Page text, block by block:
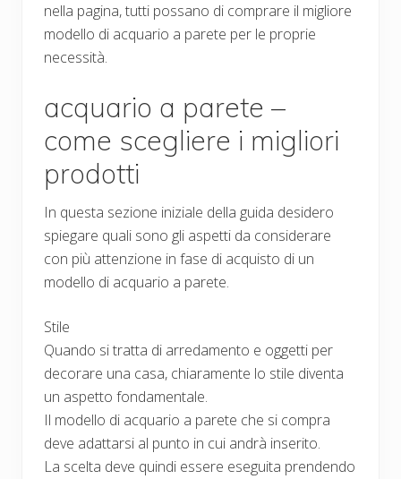
nella pagina, tutti possano di comprare il migliore
modello di acquario a parete per le proprie
necessità.
acquario a parete –
come scegliere i migliori
prodotti
In questa sezione iniziale della guida desidero
spiegare quali sono gli aspetti da considerare
con più attenzione in fase di acquisto di un
modello di acquario a parete.
Stile
Quando si tratta di arredamento e oggetti per
decorare una casa, chiaramente lo stile diventa
un aspetto fondamentale.
Il modello di acquario a parete che si compra
deve adattarsi al punto in cui andrà inserito.
La scelta deve quindi essere eseguita prendendo